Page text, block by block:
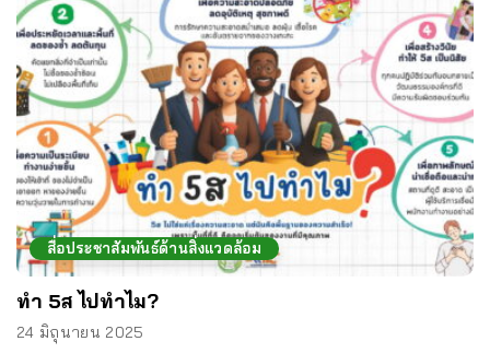
สื่อประชาสัมพันธ์ด้านสิ่งแวดล้อม
ทำ 5ส ไปทำไม?
24 มิถุนายน 2025